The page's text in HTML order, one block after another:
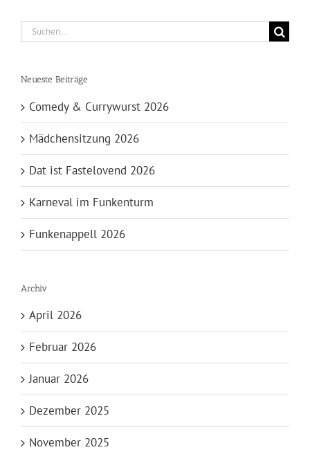
Suche
nach:
Neueste Beiträge
Comedy & Currywurst 2026
Mädchensitzung 2026
Dat ist Fastelovend 2026
Karneval im Funkenturm
Funkenappell 2026
Archiv
April 2026
Februar 2026
Januar 2026
Dezember 2025
November 2025